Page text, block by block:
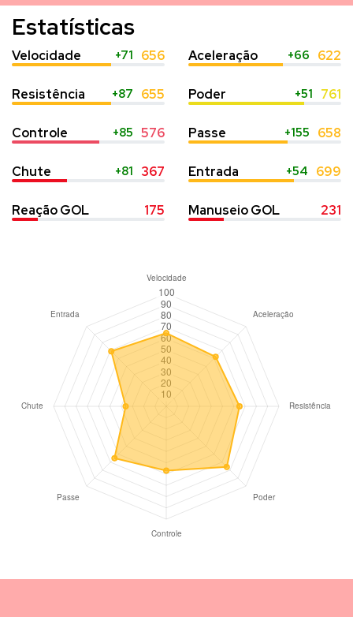
Estatísticas
Velocidade 656
+71 Aceleração 622
+66
Resistência 655
+87 Poder 761
+51
Controle 576
+85 Passe 658
+155
Chute 367
+81 Entrada 699
+54
Reação GOL 175 Manuseio GOL 231